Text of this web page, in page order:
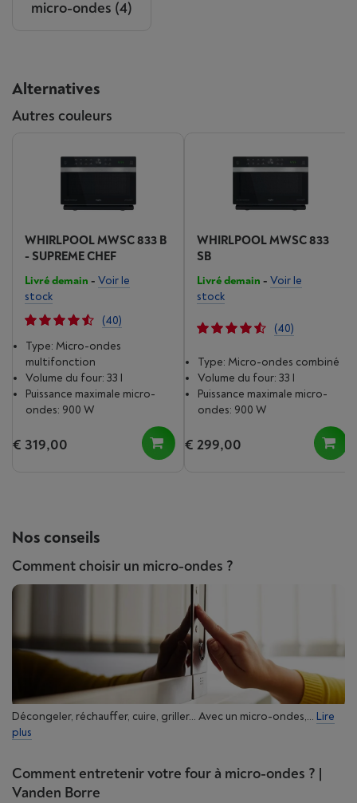
micro-ondes (4)
Alternatives
Autres couleurs
WHIRLPOOL MWSC 833 B
- SUPREME CHEF
Livré demain - Voir le
stock
(40)
Type: Micro-ondes
multifonction
Volume du four: 33 l
Puissance maximale micro-
ondes: 900 W
€ 319,00
WHIRLPOOL MWSC 833
SB
Livré demain - Voir le
stock
(40)
Type: Micro-ondes combiné
Volume du four: 33 l
Puissance maximale micro-
ondes: 900 W
€ 299,00
Nos conseils
Comment choisir un micro-ondes ?
Décongeler, réchauffer, cuire, griller... Avec un micro-ondes,... Lire
plus
Comment entretenir votre four à micro-ondes ? |
Vanden Borre